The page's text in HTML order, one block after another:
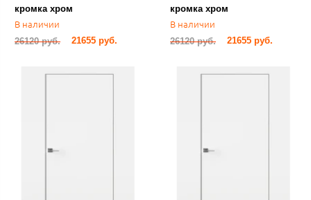
кромка хром
В наличии
26120 руб. 21655 руб.
кромка хром
В наличии
26120 руб. 21655 руб.